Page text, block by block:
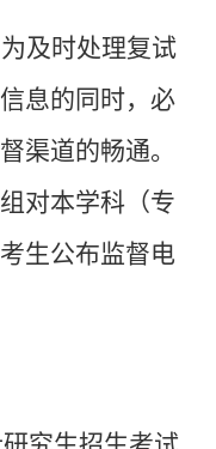
及时处理复试
息的同时，必
渠道的畅通。
对本学科（专
生公布监督电